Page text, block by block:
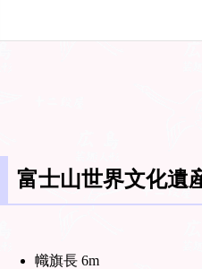
富士山世界文化遺
幟旗長 6m